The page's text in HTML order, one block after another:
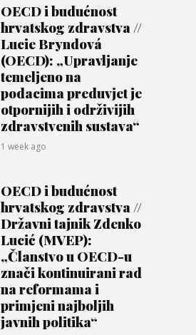
OECD i budućnost
hrvatskog zdravstva //
Lucie Bryndová
(OECD): „Upravljanje
temeljeno na
podacima preduvjet je
otpornijih i održivijih
zdravstvenih sustava“
1 week ago
OECD i budućnost
hrvatskog zdravstva //
Državni tajnik Zdenko
Lucić (MVEP):
„Članstvo u OECD-u
znači kontinuirani rad
na reformama i
primjeni najboljih
javnih politika“